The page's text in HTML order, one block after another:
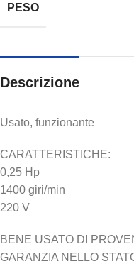
PESO
Descrizione
Usato, funzionante
CARATTERISTICHE:
0,25 Hp
1400 giri/min
220 V
BENE USATO DI
GARANZIA NELLO